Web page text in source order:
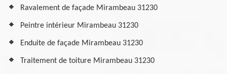
Ravalement de façade Mirambeau 31230
Peintre intérieur Mirambeau 31230
Enduite de façade Mirambeau 31230
Traitement de toiture Mirambeau 31230